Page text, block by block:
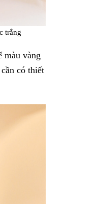
trắng
màu vàng
có thiết